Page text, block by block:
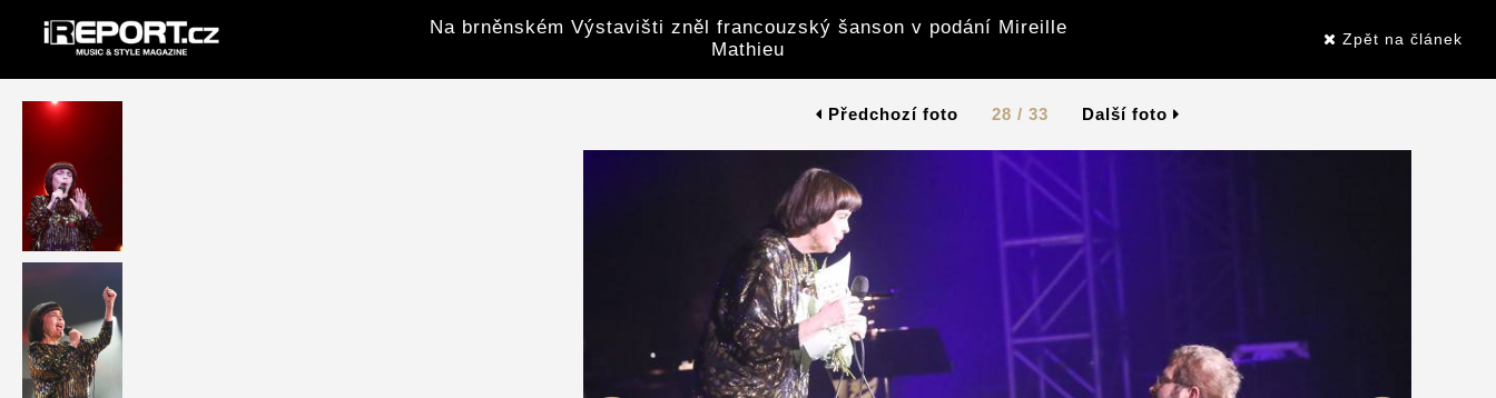
Na brněnském Výstavišti zněl francouzský šanson v podání Mireille
Mathieu
Zpět na článek
Předchozí foto 28 / 33 Další foto